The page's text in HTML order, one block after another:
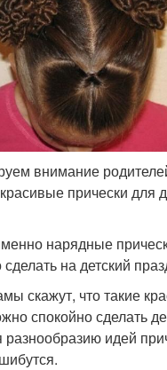
внимание
прически для
нарядные
на детский
скажут, что такие
спокойно сделать
разнообразию идей